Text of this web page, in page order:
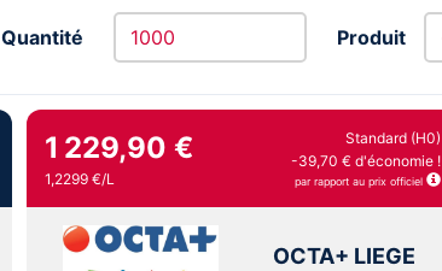
Quantité Produit
1 229,90 €
1,2299 €/L
Standard (H0)
-39,70 € d'économie !
par rapport au prix officiel
OCTA+ LIEGE